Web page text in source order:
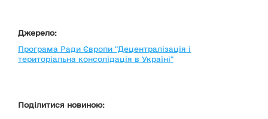
Джерело:
Програма Ради Європи "Децентралізація і
територіальна консолідація в Україні"
Поділитися новиною: